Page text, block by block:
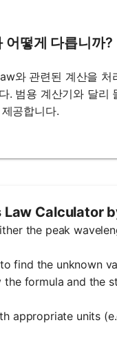
떻게 다릅니까?
와 관련된 계산을 처
. 범용 계산기와 달리
공합니다.
Law Calculator
the peak
find the unknown
formula and the
appropriate units